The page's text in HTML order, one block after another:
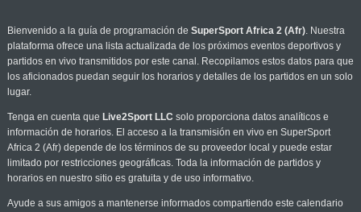
Bienvenido a la guía de programación de SuperSport Africa 2 (Afr). Nuestra
plataforma ofrece una lista actualizada de los próximos eventos deportivos y
partidos en vivo transmitidos por este canal. Recopilamos estos datos para que
los aficionados puedan seguir los horarios y detalles de los partidos en un solo
lugar.
Tenga en cuenta que Live2Sport LLC solo proporciona datos analíticos e
información de horarios. El acceso a la transmisión en vivo en SuperSport
Africa 2 (Afr) depende de los términos de su proveedor local y puede estar
limitado por restricciones geográficas. Toda la información de partidos y
horarios en nuestro sitio es gratuita y de uso informativo.
Ayude a sus amigos a mantenerse informados compartiendo este calendario